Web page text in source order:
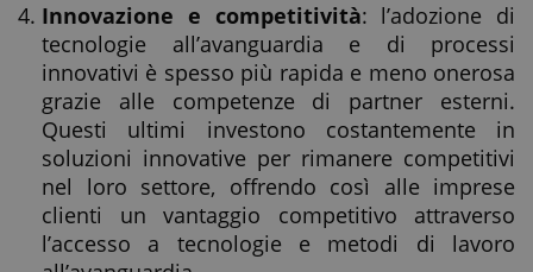
Innovazione e competitività: l’adozione di
tecnologie all’avanguardia e di processi
innovativi è spesso più rapida e meno onerosa
grazie alle competenze di partner esterni.
Questi ultimi investono costantemente in
soluzioni innovative per rimanere competitivi
nel loro settore, offrendo così alle imprese
clienti un vantaggio competitivo attraverso
l’accesso a tecnologie e metodi di lavoro